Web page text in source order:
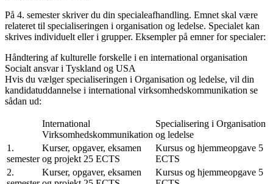
På 4. semester skriver du din specialeafhandling. Emnet skal være
relateret til specialiseringen i organisation og ledelse. Specialet kan
skrives individuelt eller i grupper. Eksempler på emner for specialer:
Håndtering af kulturelle forskelle i en international organisation
Socialt ansvar i Tyskland og USA
Hvis du vælger specialiseringen i Organisation og ledelse, vil din
kandidatuddannelse i international virksomhedskommunikation se
sådan ud:
International
Virksomhedskommunikation
Specialisering i Organisation
og ledelse
1.
semester
Kurser, opgaver, eksamen
og projekt 25 ECTS
Kursus og hjemmeopgave 5
ECTS
2.
Kurser, opgaver, eksamen
Kursus og hjemmeopgave 5